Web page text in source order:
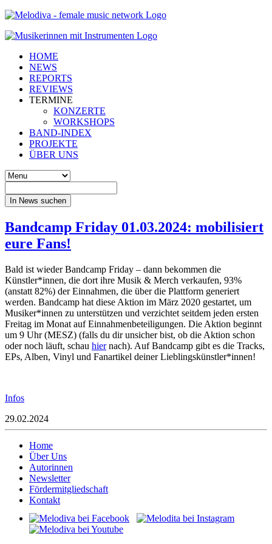
HOME
NEWS
REPORTS
REVIEWS
TERMINE
KONZERTE
WORKSHOPS
BAND-INDEX
PROJEKTE
ÜBER UNS
In News suchen
Bandcamp Friday 01.03.2024: mobilisiert
eure Fans!
Bald ist wieder Bandcamp Friday – dann bekommen die
Künstler*innen, die dort ihre Musik & Merch verkaufen, 93%
(anstatt 82%) der Einnahmen, die über die Plattform generiert
werden. Bandcamp hat diese Aktion im März 2020 gestartet, um
Musiker*innen zu unterstützen und verzichtet seitdem jeden ersten
Freitag im Monat auf Einnahmenbeteiligungen. Die Aktion beginnt
um 9 Uhr (MESZ) (falls du dir unsicher bist, ob die Aktion schon
oder noch läuft, schau hiernach). Auf Bandcamp gibt es die Tracks,
EPs, Alben, Vinyl und Fanartikel deiner Lieblingskünstler*innen!
Infos
29.02.2024
Home
Über Uns
Autorinnen
Newsletter
Fördermitgliedschaft
Kontakt